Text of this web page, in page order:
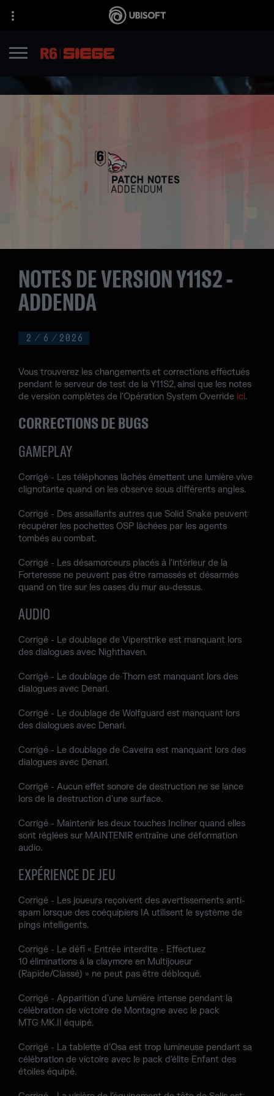
2 / 6 / 2026
NOTES DE VERSION Y11S2 -
ADDENDA
Vous trouverez les changements et corrections effectués
pendant le serveur de test de la Y11S2, ainsi que les notes
de version complètes de l'Opération System Override ici.
CORRECTIONS DE BUGS
GAMEPLAY
Corrigé - Les téléphones lâchés émettent une lumière vive
clignotante quand on les observe sous différents angles.
Corrigé - Des assaillants autres que Solid Snake peuvent
récupérer les pochettes OSP lâchées par les agents
tombés au combat.
Corrigé - Les désamorceurs placés à l'intérieur de la
Forteresse ne peuvent pas être ramassés et désarmés
quand on tire sur les cases du mur au-dessus.
AUDIO
Corrigé - Le doublage de Viperstrike est manquant lors
des dialogues avec Nighthaven.
Corrigé - Le doublage de Thorn est manquant lors des
dialogues avec Denari.
Corrigé - Le doublage de Wolfguard est manquant lors
des dialogues avec Denari.
Corrigé - Le doublage de Caveira est manquant lors des
dialogues avec Denari.
Corrigé - Aucun effet sonore de destruction ne se lance
lors de la destruction d'une surface.
Corrigé - Maintenir les deux touches Incliner quand elles
sont réglées sur MAINTENIR entraîne une déformation
audio.
EXPÉRIENCE DE JEU
Corrigé - Les joueurs reçoivent des avertissements anti-
spam lorsque des coéquipiers IA utilisent le système de
pings intelligents.
Corrigé - Le défi « Entrée interdite - Effectuez
10 éliminations à la claymore en Multijoueur
(Rapide/Classé) » ne peut pas être débloqué.
Corrigé - Apparition d'une lumière intense pendant la
célébration de victoire de Montagne avec le pack
MTG MK.II équipé.
Corrigé - La tablette d'Osa est trop lumineuse pendant sa
célébration de victoire avec le pack d'élite Enfant des
étoiles équipé.